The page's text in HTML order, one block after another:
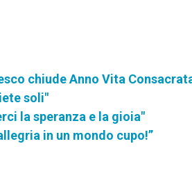
chiude Anno Vita
soli"
la speranza e la gioia"
in un mondo cupo!”